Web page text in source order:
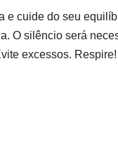
e cuide do seu
O silêncio será
excessos. Respire!